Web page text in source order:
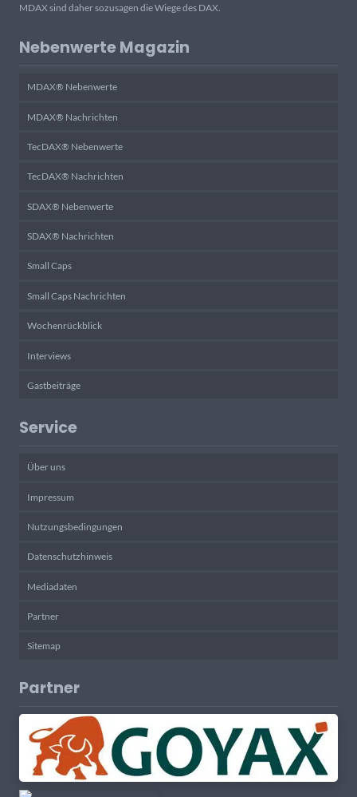
MDAX sind daher sozusagen die Wiege des DAX.
Nebenwerte Magazin
MDAX® Nebenwerte
MDAX® Nachrichten
TecDAX® Nebenwerte
TecDAX® Nachrichten
SDAX® Nebenwerte
SDAX® Nachrichten
Small Caps
Small Caps Nachrichten
Wochenrückblick
Interviews
Gastbeiträge
Service
Über uns
Impressum
Nutzungsbedingungen
Datenschutzhinweis
Mediadaten
Partner
Sitemap
Partner